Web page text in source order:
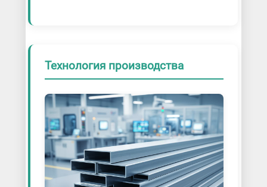
Технология производства